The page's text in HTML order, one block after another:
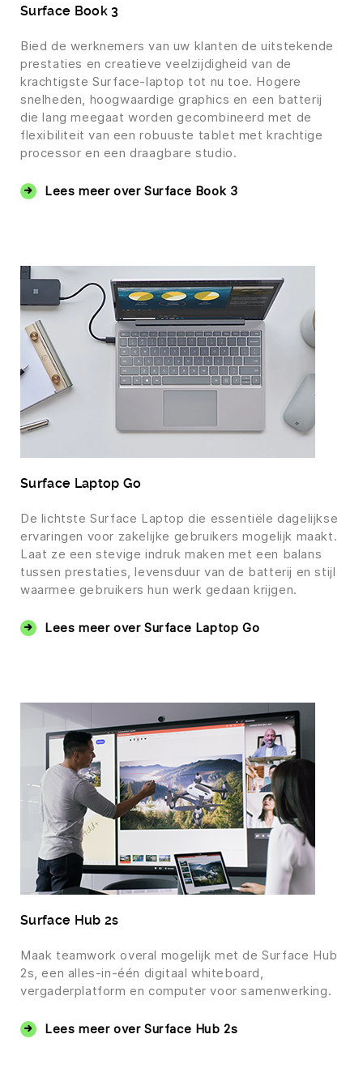
Surface Book 3
Bied de werknemers van uw klanten de uitstekende
prestaties en creatieve veelzijdigheid van de
krachtigste Surface-laptop tot nu toe. Hogere
snelheden, hoogwaardige graphics en een batterij
die lang meegaat worden gecombineerd met de
flexibiliteit van een robuuste tablet met krachtige
processor en een draagbare studio.
Lees meer over Surface Book 3
Surface Laptop Go
De lichtste Surface Laptop die essentiële dagelijkse
ervaringen voor zakelijke gebruikers mogelijk maakt.
Laat ze een stevige indruk maken met een balans
tussen prestaties, levensduur van de batterij en stijl
waarmee gebruikers hun werk gedaan krijgen.
Lees meer over Surface Laptop Go
Surface Hub 2s
Maak teamwork overal mogelijk met de Surface Hub
2s, een alles-in-één digitaal whiteboard,
vergaderplatform en computer voor samenwerking.
Lees meer over Surface Hub 2s